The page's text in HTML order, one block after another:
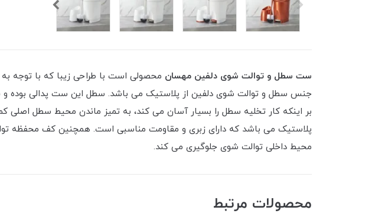
ست سطل و توالت شوی دلفین مهسان محصولی است با طراحی زیبا که با توجه
جنس سطل و توالت شوی دلفین از پلاستیک می باشد. سطل این ست پدالی بوده و
بر اینکه کار تخلیه سطل را بسیار آسان می کند، به تمیز ماندن محیط سطل
پلاستیک می باشد که دارای زبری و مقاومت مناسبی است. همچنین کف محفظه
محیط داخلی توالت شوی جلوگیری می کند.
محصولات مرتبط